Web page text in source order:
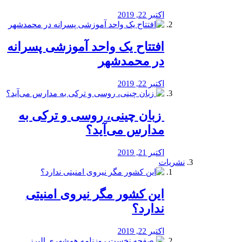
اکتبر 22, 2019
افتتاح یک واحد آموزشی پسرانه
در محمدشهر
اکتبر 22, 2019
️ زبان چینی، روسی و ترکی به
مدارس می‌آید؟
اکتبر 21, 2019
نشریات
این کشور مگر نیروی امنیتی
ندارد؟
اکتبر 22, 2019